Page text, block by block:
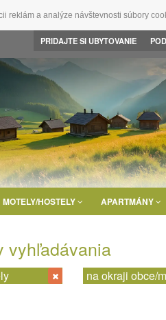
reklám a analýze návštevnosti súbory
PRIDAJTE SI UBYTOVANIE
MOTELY/HOSTELY APARTMÁNY
vyhľadávania
na okraji obce/